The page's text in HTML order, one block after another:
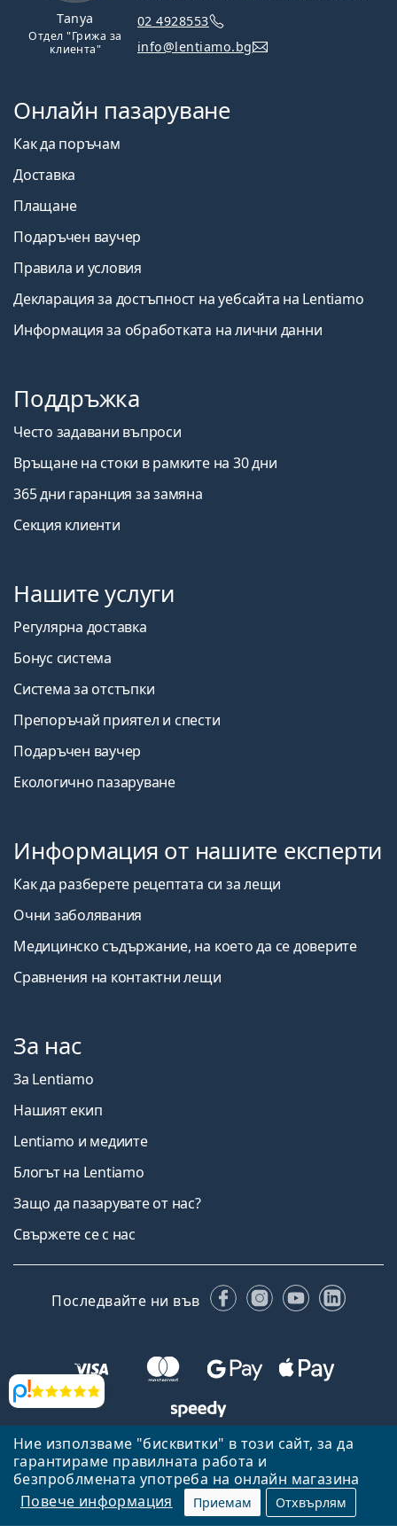
Ние използваме "бисквитки" в този сайт, за да
гарантираме правилната работа и
безпроблмената употреба на онлайн магазина
Повече информация
Приемам Отхвърлям
Прегледи
Tanya
Отдел "Грижа за
клиента"
02 4928553
info@lentiamo.bg
Онлайн пазаруване
Как да поръчам
Доставка
Плащане
Подаръчен ваучер
Правила и условия
Декларация за достъпност на уебсайта на Lentiamo
Информация за обработката на лични данни
Поддръжка
Често задавани въпроси
Връщане на стоки в рамките на 30 дни
365 дни гаранция за замяна
Секция клиенти
Нашите услуги
Регулярна доставка
Бонус система
Система за отстъпки
Препоръчай приятел и спести
Подаръчен ваучер
Екологично пазаруване
Информация от нашите експерти
Как да разберете рецептата си за лещи
Очни заболявания
Медицинско съдържание, на което да се доверите
Сравнения на контактни лещи
За нас
За Lentiamo
Нашият екип
Lentiamo и медиите
Блогът на Lentiamo
Защо да пазарувате от нас?
Свържете се с нас
Последвайте ни във FacebookInstagram
YouTube
Назад към началната страница
Нагоре
Lentiamo.bg е собственост и се управлява от Lentiamo s.r.o.,
Република Чехия
Тук сме за вас в продължение на 18 години.